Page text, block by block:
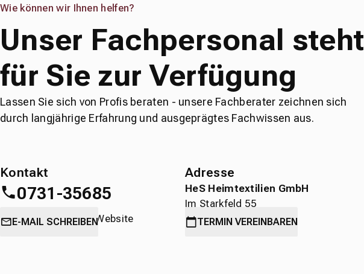
Wie können wir Ihnen helfen?
Unser Fachpersonal steht
für Sie zur Verfügung
Lassen Sie sich von Profis beraten - unsere Fachberater zeichnen sich
durch langjährige Erfahrung und ausgeprägtes Fachwissen aus.
Kontakt
0731-35685
oderdirekt über die Website
E-MAIL SCHREIBEN
Adresse
HeS Heimtextilien GmbH
Im Starkfeld 55
89231 Neu-Ulm
TERMIN VEREINBAREN